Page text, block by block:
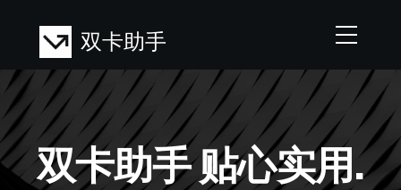
双卡助手
双卡助手贴心实用.